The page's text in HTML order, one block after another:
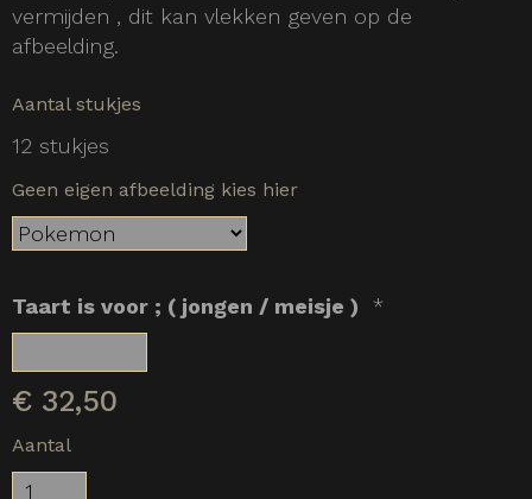
vermijden , dit kan vlekken geven op de
afbeelding.
Aantal stukjes
12 stukjes
Geen eigen afbeelding kies hier
Taart is voor ; ( jongen / meisje ) *
€ 32,50
Aantal